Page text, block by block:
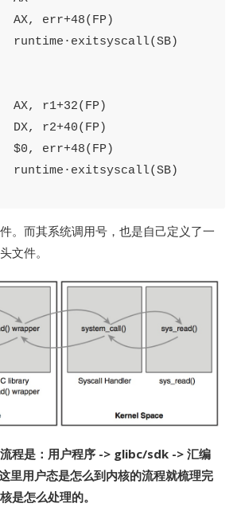
AX, err+48( FP)
runtime · exitsyscall(SB)
AX, r1+32( FP)
DX, r2+40( FP)
$0, err+48( FP)
runtime · exitsyscall(SB)
。而其系统调用号，也是自己定义了一
文件。
程是：用户程序 -> glibc/sdk -> 汇编
里用户态是怎么到内核的流程就梳理完
是怎么处理的。